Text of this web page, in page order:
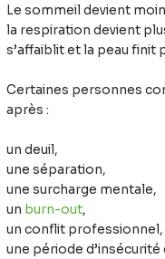
Le sommeil devient
la respiration devient
s’affaiblit et la peau finit
Certaines personnes
après :
un deuil,
une séparation,
une surcharge mentale,
un burn-out,
un conflit professionnel,
une période